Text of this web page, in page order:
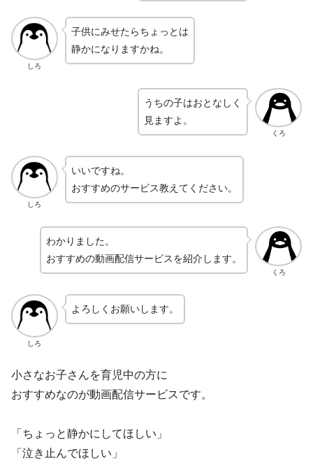
しろ
子供にみせたらちょっとは
静かになりますかね。
くろ
うちの子はおとなしく
見ますよ。
しろ
いいですね。
おすすめのサービス教えてください。
くろ
わかりました。
おすすめの動画配信サービスを紹介します。
しろ
よろしくお願いします。
小さなお子さんを育児中の方に
おすすめなのが動画配信サービスです。
「ちょっと静かにしてほしい」
「泣き止んでほしい」